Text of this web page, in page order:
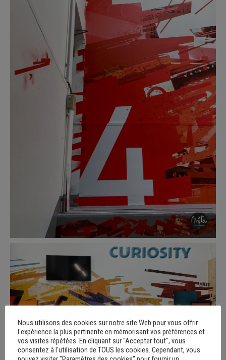
Nous utilisons des cookies sur notre site Web pour vous offrir
l'expérience la plus pertinente en mémorisant vos préférences et
vos visites répétées. En cliquant sur "Accepter tout", vous
consentez à l'utilisation de TOUS les cookies. Cependant, vous